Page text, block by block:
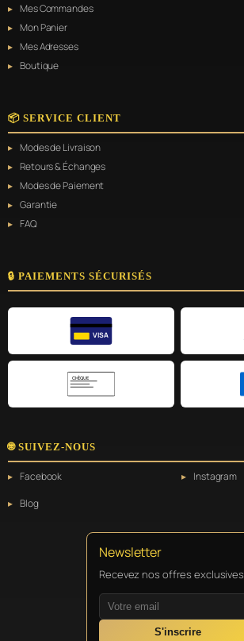
Mes Commandes
Mon Panier
Mes Adresses
Boutique
📦 SERVICE CLIENT
Modes de Livraison
Retours & Échanges
Modes de Paiement
Garantie
FAQ
🔒 PAIEMENTS SÉCURISÉS
VISA
CHÈQUE
🌐 SUIVEZ-NOUS
Facebook
Instagram
Blog
Newsletter
Recevez nos offres exclusives
S'inscrire